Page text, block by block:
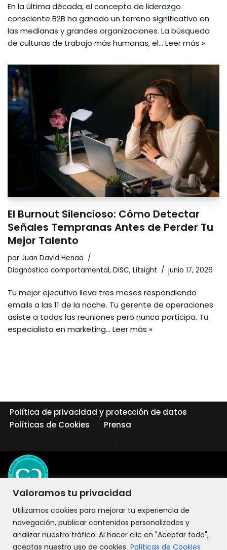
Valoramos tu privacidad
Utilizamos cookies para mejorar tu experiencia de
navegación, publicar contenidos personalizados y
analizar nuestro tráfico. Al hacer clic en "Aceptar todo",
aceptas nuestro uso de cookies. Políticas de Cookies
En la última década, el concepto de liderazgo
consciente B2B ha ganado un terreno significativo en
las medianas y grandes organizaciones. La búsqueda
de culturas de trabajo más humanas, el… Leer más »
El Burnout Silencioso: Cómo Detectar
Señales Tempranas Antes de Perder Tu
Mejor Talento
por Juan David Henao
Diagnóstico comportamental, DISC, Litsight junio 17, 2026
Tu mejor ejecutivo lleva tres meses respondiendo
emails a las 11 de la noche. Tu gerente de operaciones
asiste a todas las reuniones pero nunca participa. Tu
especialista en marketing… Leer más »
Política de privacidad y protección de datos
Políticas de Cookies
Prensa